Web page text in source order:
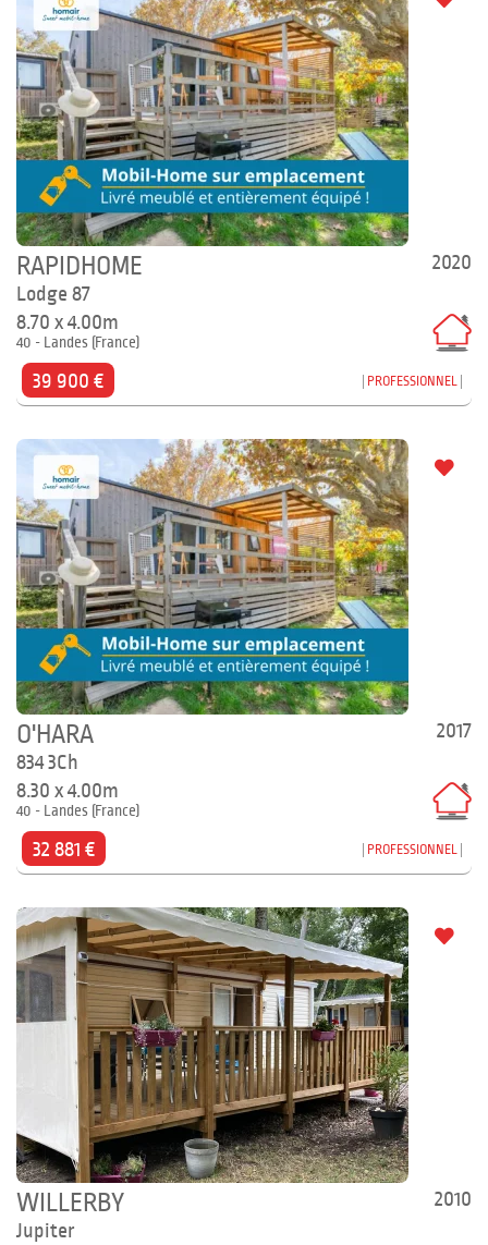
2020
RAPIDHOME
Lodge 87
8.70 x 4.00m
40 - Landes (France)
39 900 € PROFESSIONNEL
2017
O'HARA
834 3Ch
8.30 x 4.00m
40 - Landes (France)
32 881 € PROFESSIONNEL
2010
WILLERBY
Jupiter